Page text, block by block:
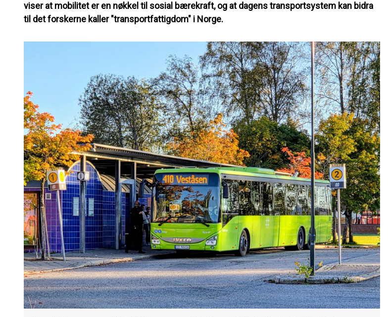
viser at mobilitet er en nøkkel til sosial bærekraft, og at dagens transportsystem kan bidra
til det forskerne kaller "transportfattigdom" i Norge.